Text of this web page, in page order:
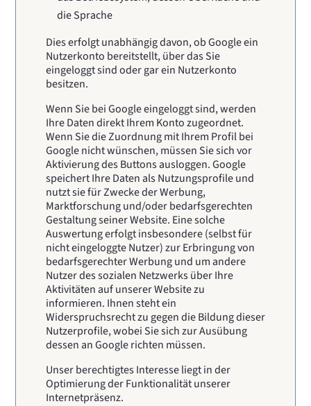
die Sprache
Dies erfolgt unabhängig davon, ob Google ein
Nutzerkonto bereitstellt, über das Sie
eingeloggt sind oder gar ein Nutzerkonto
besitzen.
Wenn Sie bei Google eingeloggt sind, werden
Ihre Daten direkt Ihrem Konto zugeordnet.
Wenn Sie die Zuordnung mit Ihrem Profil bei
Google nicht wünschen, müssen Sie sich vor
Aktivierung des Buttons ausloggen. Google
speichert Ihre Daten als Nutzungsprofile und
nutzt sie für Zwecke der Werbung,
Marktforschung und/oder bedarfsgerechten
Gestaltung seiner Website. Eine solche
Auswertung erfolgt insbesondere (selbst für
nicht eingeloggte Nutzer) zur Erbringung von
bedarfsgerechter Werbung und um andere
Nutzer des sozialen Netzwerks über Ihre
Aktivitäten auf unserer Website zu
informieren. Ihnen steht ein
Widerspruchsrecht zu gegen die Bildung dieser
Nutzerprofile, wobei Sie sich zur Ausübung
dessen an Google richten müssen.
Unser berechtigtes Interesse liegt in der
Optimierung der Funktionalität unserer
Internetpräsenz.